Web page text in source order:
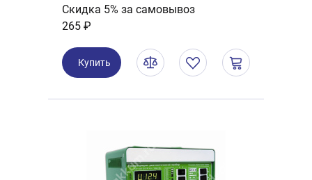
Скидка 5% за самовывоз
265 ₽
Купить